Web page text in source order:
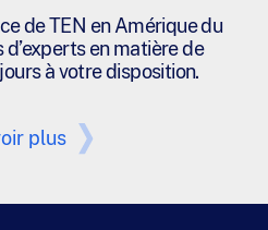
de TEN en Amérique du
d’experts en matière de
à votre disposition.
plus